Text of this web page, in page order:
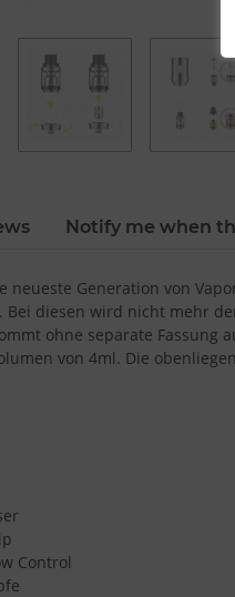
Notify me when
neueste Generation von
Bei diesen wird nicht mehr
ohne separate
von 4ml. Die
Control